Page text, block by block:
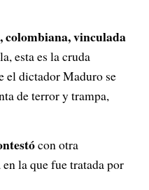
colombiana, vinculada
esta es la cruda
el dictador Maduro se
de terror y trampa,
con otra
la que fue tratada por